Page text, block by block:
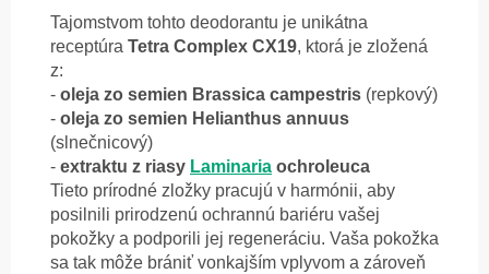
Tajomstvom tohto deodorantu je unikátna
receptúra Tetra Complex CX19, ktorá je zložená
z:
- oleja zo semien Brassica campestris (repkový)
- oleja zo semien Helianthus annuus
(slnečnicový)
- extraktu z riasy Laminaria ochroleuca
Tieto prírodné zložky pracujú v harmónii, aby
posilnili prirodzenú ochrannú bariéru vašej
pokožky a podporili jej regeneráciu. Vaša pokožka
sa tak môže brániť vonkajším vplyvom a zároveň